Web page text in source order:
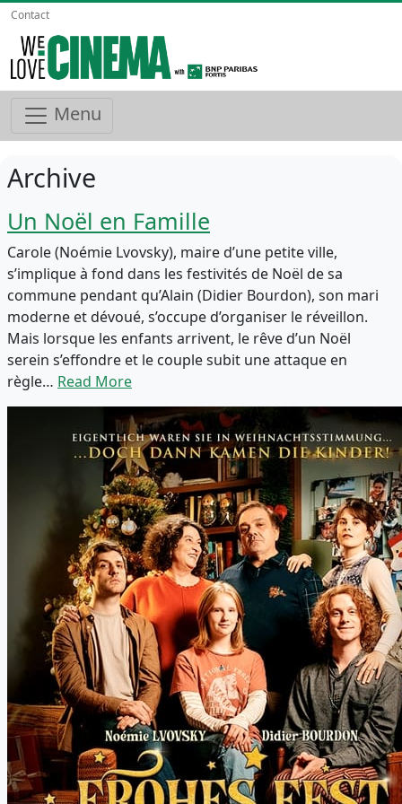
Contact
Menu
Archive
Un Noël en Famille
Carole (Noémie Lvovsky), maire d’une petite ville,
s’implique à fond dans les festivités de Noël de sa
commune pendant qu’Alain (Didier Bourdon), son mari
moderne et dévoué, s’occupe d’organiser le réveillon.
Mais lorsque les enfants arrivent, le rêve d’un Noël
serein s’effondre et le couple subit une attaque en
règle… Read More